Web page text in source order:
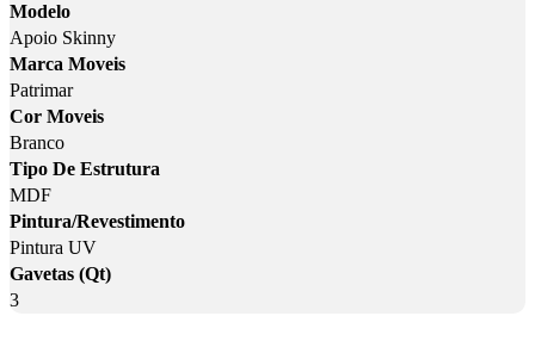
Modelo
Apoio Skinny
Marca Moveis
Patrimar
Cor Moveis
Branco
Tipo De Estrutura
MDF
Pintura/Revestimento
Pintura UV
Gavetas (Qt)
3